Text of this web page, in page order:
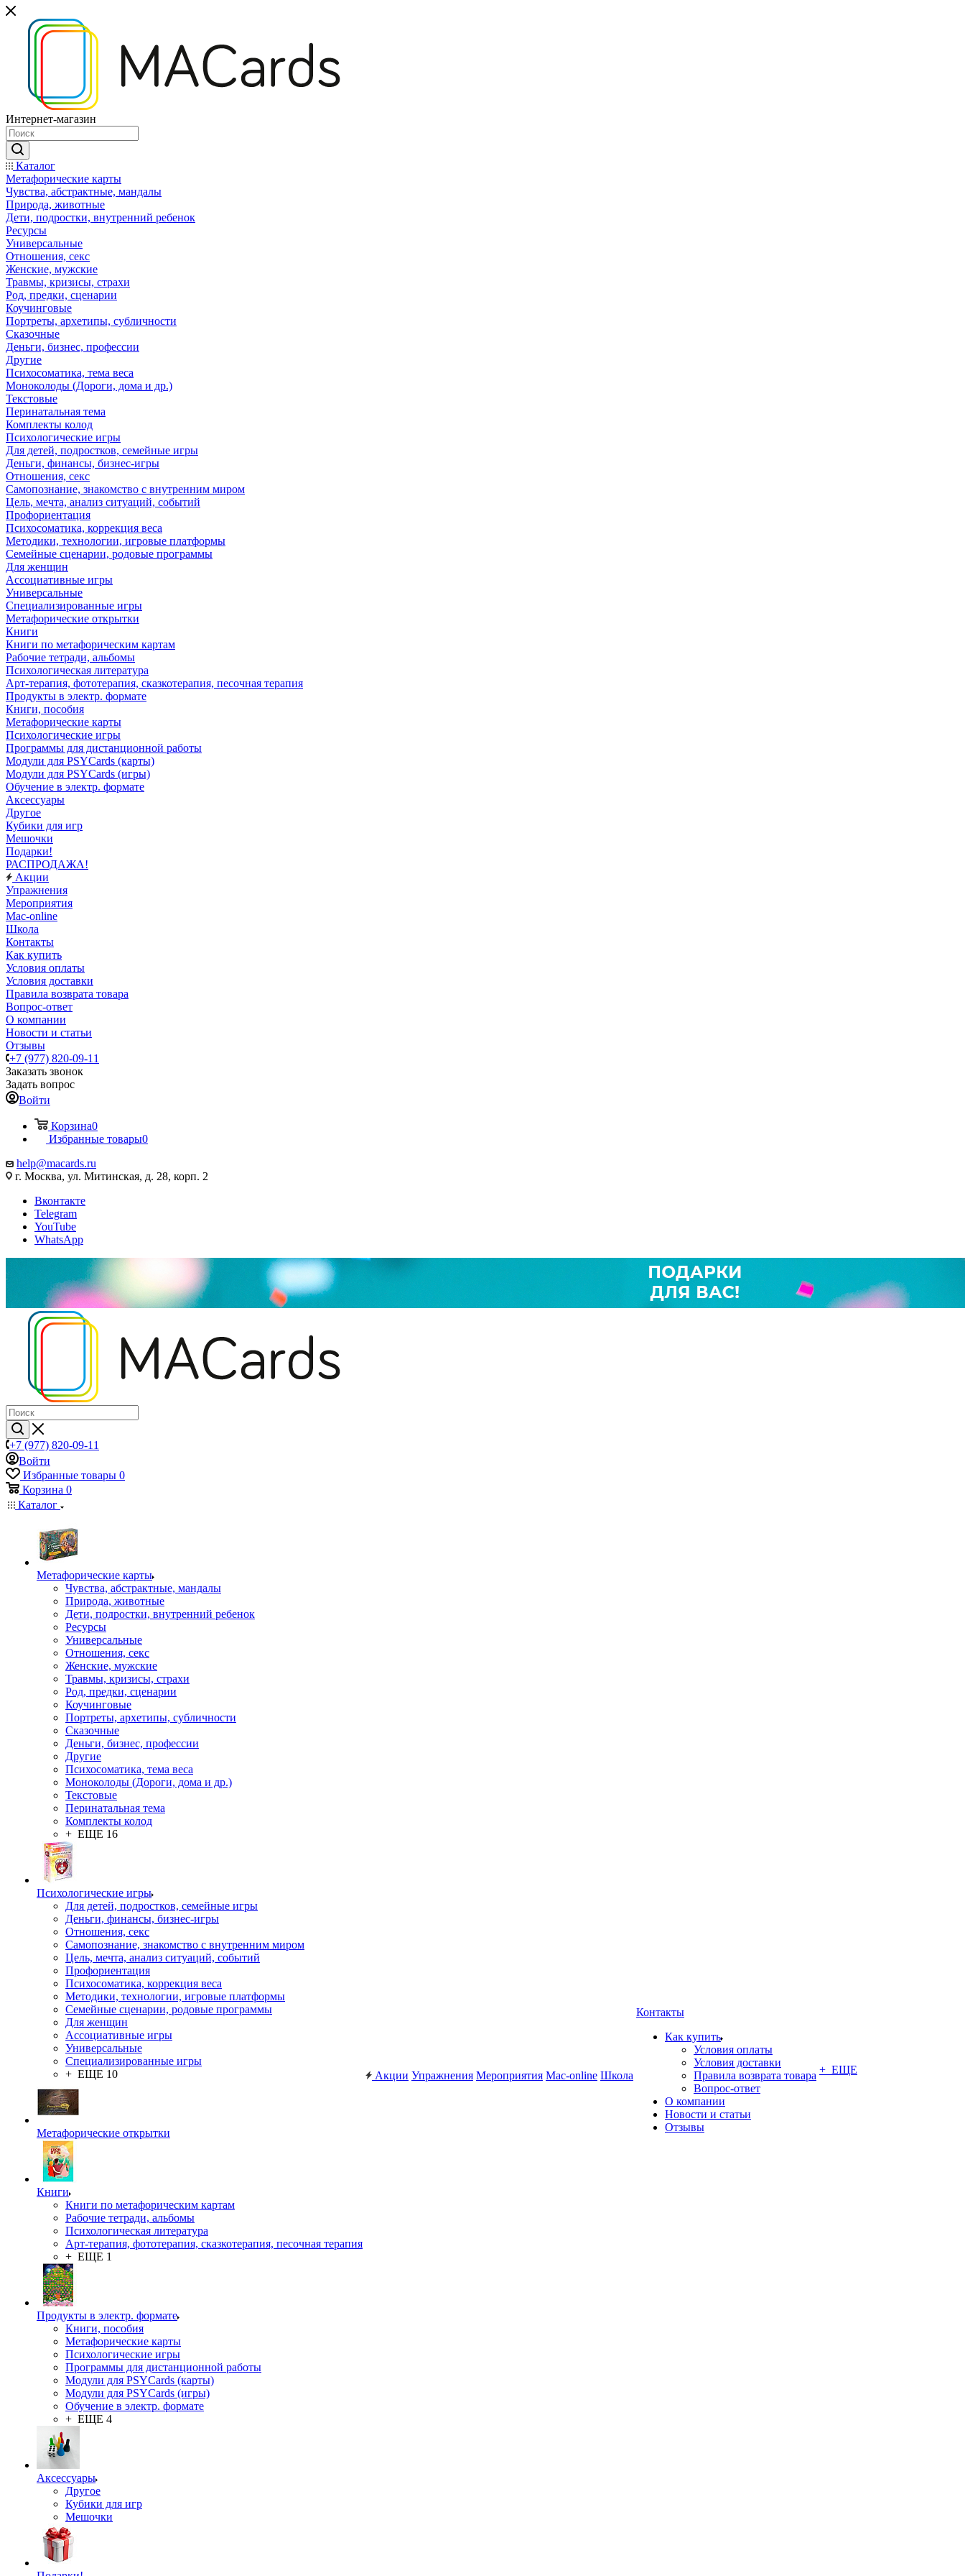
Интернет-магазин
Каталог
Mетафорические карты
Чувства, абстрактные, мандалы
Природа, животные
Дети, подростки, внутренний ребенок
Ресурсы
Универсальные
Отношения, секс
Женские, мужские
Травмы, кризисы, страхи
Род, предки, сценарии
Коучинговые
Портреты, архетипы, субличности
Сказочные
Деньги, бизнес, профессии
Другие
Психосоматика, тема веса
Моноколоды (Дороги, дома и др.)
Текстовые
Перинатальная тема
Комплекты колод
Психологические игры
Для детей, подростков, семейные игры
Деньги, финансы, бизнес-игры
Отношения, секс
Самопознание, знакомство с внутренним миром
Цель, мечта, анализ ситуаций, событий
Профориентация
Психосоматика, коррекция веса
Методики, технологии, игровые платформы
Семейные сценарии, родовые программы
Для женщин
Ассоциативные игры
Универсальные
Специализированные игры
Метафорические открытки
Книги
Книги по метафорическим картам
Рабочие тетради, альбомы
Психологическая литература
Арт-терапия, фототерапия, сказкотерапия, песочная терапия
Продукты в электр. формате
Книги, пособия
Метафорические карты
Психологические игры
Программы для дистанционной работы
Модули для PSYCards (карты)
Модули для PSYCards (игры)
Обучение в электр. формате
Аксессуары
Другое
Кубики для игр
Мешочки
Подарки!
РАСПРОДАЖА!
Акции
Упражнения
Мероприятия
Mac-online
Школа
Контакты
Как купить
Условия оплаты
Условия доставки
Правила возврата товара
Вопрос-ответ
О компании
Новости и статьи
Отзывы
+7 (977) 820-09-11
Заказать звонок
Задать вопрос
Войти
Корзина0
Избранные товары0
help@macards.ru
г. Москва, ул. Митинская, д. 28, корп. 2
Вконтакте
Telegram
YouTube
WhatsApp
+7 (977) 820-09-11
Войти
Избранные товары 0
Корзина 0
Каталог
Mетафорические карты
Чувства, абстрактные, мандалы
Природа, животные
Дети, подростки, внутренний ребенок
Ресурсы
Универсальные
Отношения, секс
Женские, мужские
Травмы, кризисы, страхи
Род, предки, сценарии
Коучинговые
Портреты, архетипы, субличности
Сказочные
Деньги, бизнес, профессии
Другие
Психосоматика, тема веса
Моноколоды (Дороги, дома и др.)
Текстовые
Перинатальная тема
Комплекты колод
+ ЕЩЕ 16
Психологические игры
Для детей, подростков, семейные игры
Деньги, финансы, бизнес-игры
Отношения, секс
Самопознание, знакомство с внутренним миром
Цель, мечта, анализ ситуаций, событий
Профориентация
Психосоматика, коррекция веса
Методики, технологии, игровые платформы
Семейные сценарии, родовые программы
Для женщин
Ассоциативные игры
Универсальные
Специализированные игры
+ ЕЩЕ 10
Метафорические открытки
Книги
Книги по метафорическим картам
Рабочие тетради, альбомы
Психологическая литература
Арт-терапия, фототерапия, сказкотерапия, песочная терапия
+ ЕЩЕ 1
Продукты в электр. формате
Книги, пособия
Метафорические карты
Психологические игры
Программы для дистанционной работы
Модули для PSYCards (карты)
Модули для PSYCards (игры)
Обучение в электр. формате
+ ЕЩЕ 4
Аксессуары
Другое
Кубики для игр
Мешочки
Акции Упражнения Мероприятия Mac-online Школа
Контакты
Как купить
Условия оплаты
Условия доставки
Правила возврата товара
Вопрос-ответ
О компании
Новости и статьи
Отзывы
+ ЕЩЕ